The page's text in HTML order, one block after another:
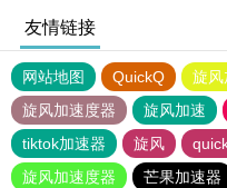
友情链接
网站地图 QuickQ 旋风
旋风加速度器
旋风加速
tiktok加速器
旋风
旋风加速度器
芒果加速器